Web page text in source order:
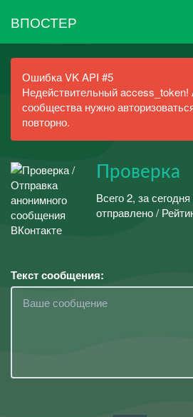
ВПОСТЕР
Ошибка VK API #5
Недействительный access_token!
сообщества нужно
повторно.
Проверка
Всего 2, за
отправлено /
Текст сообщения: